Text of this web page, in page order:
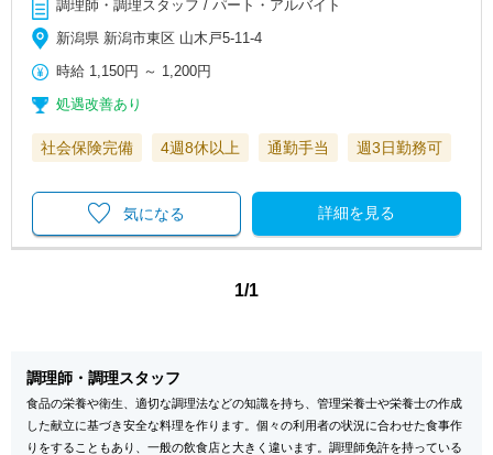
調理師・調理スタッフ / パート・アルバイト
新潟県 新潟市東区 山木戸5-11-4
時給 1,150円 ～ 1,200円
処遇改善あり
社会保険完備 4週8休以上 通勤手当 週3日勤務可
詳細を見る
気になる
1/1
調理師・調理スタッフ
食品の栄養や衛生、適切な調理法などの知識を持ち、管理栄養士や栄養士の作成
した献立に基づき安全な料理を作ります。個々の利用者の状況に合わせた食事作
りをすることもあり、一般の飲食店と大きく違います。調理師免許を持っている